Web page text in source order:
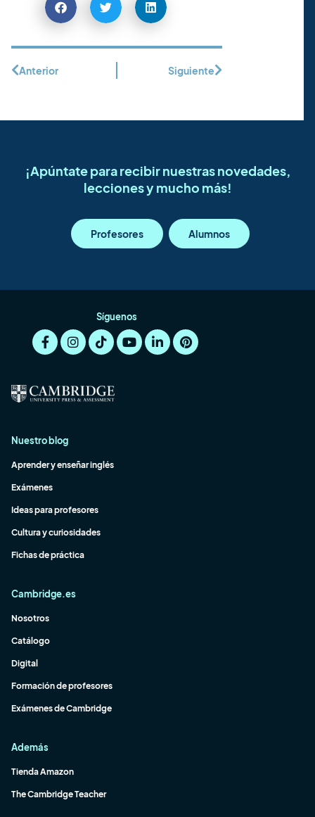
Anterior Siguiente
¡Apúntate para recibir nuestras novedades,
lecciones y mucho más!
Profesores Alumnos
Síguenos
Nuestro blog
Aprender y enseñar inglés
Exámenes
Ideas para profesores
Cultura y curiosidades
Fichas de práctica
Cambridge.es
Nosotros
Catálogo
Digital
Formación de profesores
Exámenes de Cambridge
Además
Tienda Amazon
The Cambridge Teacher